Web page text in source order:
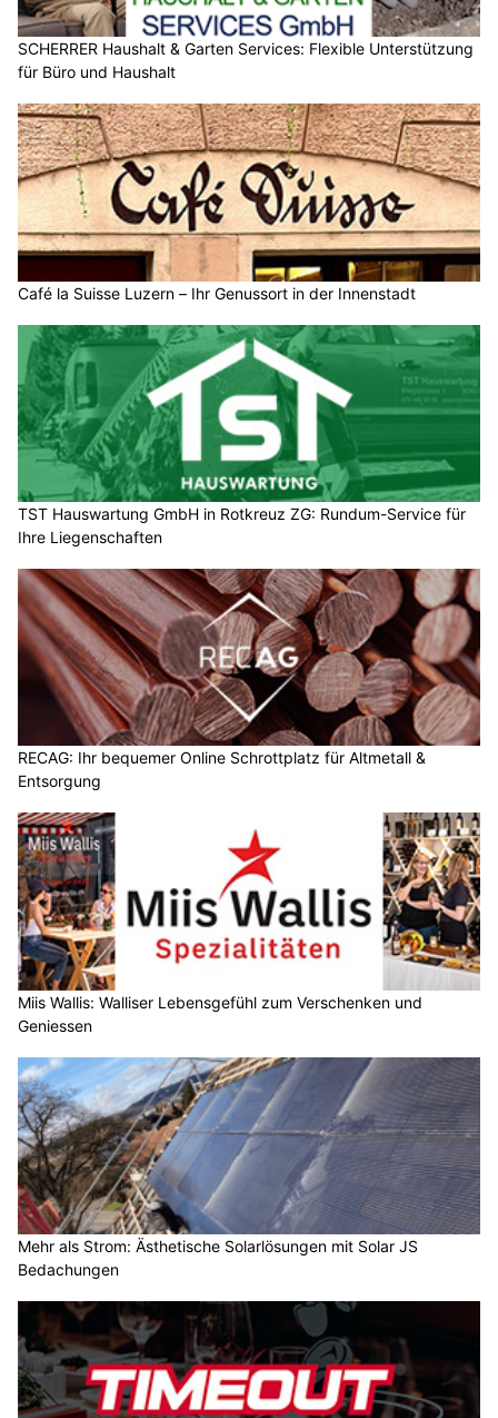
SCHERRER Haushalt & Garten Services: Flexible Unterstützung
für Büro und Haushalt
Café la Suisse Luzern – Ihr Genussort in der Innenstadt
TST Hauswartung GmbH in Rotkreuz ZG: Rundum-Service für
Ihre Liegenschaften
RECAG: Ihr bequemer Online Schrottplatz für Altmetall &
Entsorgung
Miis Wallis: Walliser Lebensgefühl zum Verschenken und
Geniessen
Mehr als Strom: Ästhetische Solarlösungen mit Solar JS
Bedachungen